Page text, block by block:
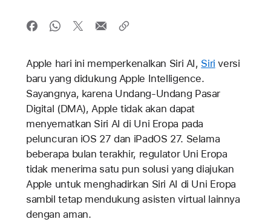
Apple hari ini memperkenalkan Siri AI, Siri versi
baru yang didukung Apple Intelligence.
Sayangnya, karena Undang-Undang Pasar
Digital (DMA), Apple tidak akan dapat
menyematkan Siri AI di Uni Eropa pada
peluncuran iOS 27 dan iPadOS 27. Selama
beberapa bulan terakhir, regulator Uni Eropa
tidak menerima satu pun solusi yang diajukan
Apple untuk menghadirkan Siri AI di Uni Eropa
sambil tetap mendukung asisten virtual lainnya
dengan aman.